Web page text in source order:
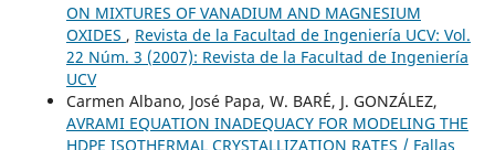
ON MIXTURES OF VANADIUM AND MAGNESIUM
OXIDES , Revista de la Facultad de Ingeniería UCV: Vol.
22 Núm. 3 (2007): Revista de la Facultad de Ingeniería
UCV
Carmen Albano, José Papa, W. BARÉ, J. GONZÁLEZ,
AVRAMI EQUATION INADEQUACY FOR MODELING THE
HDPE ISOTHERMAL CRYSTALLIZATION RATES / Fallas